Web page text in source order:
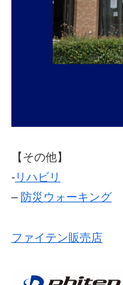
【その他】
‐リハビリ
– 防災ウォーキング
ファイテン販売店